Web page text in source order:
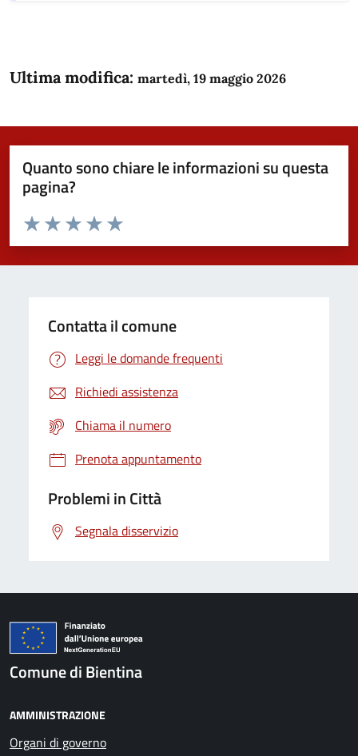
Ultima modifica: martedì, 19 maggio 2026
Quanto sono chiare le informazioni su questa
pagina?
Domanda
Valuta da 1 a 5 stelle la pagina
Valuta 5 stelle su 5
Valuta 4 stelle su 5
Valuta 3 stelle su 5
Valuta 2 stelle su 5
Valuta 1 stelle su 5
Contatta il comune
Leggi le domande frequenti
Richiedi assistenza
Chiama il numero
Prenota appuntamento
Problemi in Città
Segnala disservizio
Comune di Bientina
AMMINISTRAZIONE
Organi di governo